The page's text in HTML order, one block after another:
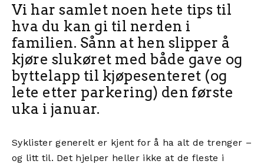
Vi har samlet noen hete tips til
hva du kan gi til nerden i
familien. Sånn at hen slipper å
kjøre slukøret med både gave og
byttelapp til kjøpesenteret (og
lete etter parkering) den første
uka i januar.
Syklister generelt er kjent for å ha alt de trenger –
og litt til. Det hjelper heller ikke at de fleste i